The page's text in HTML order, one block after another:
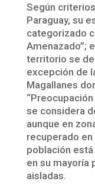
Según
Paraguay, su
categorizado
Amenazado”;
territorio se
excepción de
Magallanes
se considera
aunque en
recuperado
población
en su mayoría
aisladas.